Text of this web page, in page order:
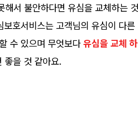
서 불안하다면 유심을 교체하는
호서비스는 고객님의 유심이 다
수 있으며 무엇보다유심을 교체
좋을 것 같아요.